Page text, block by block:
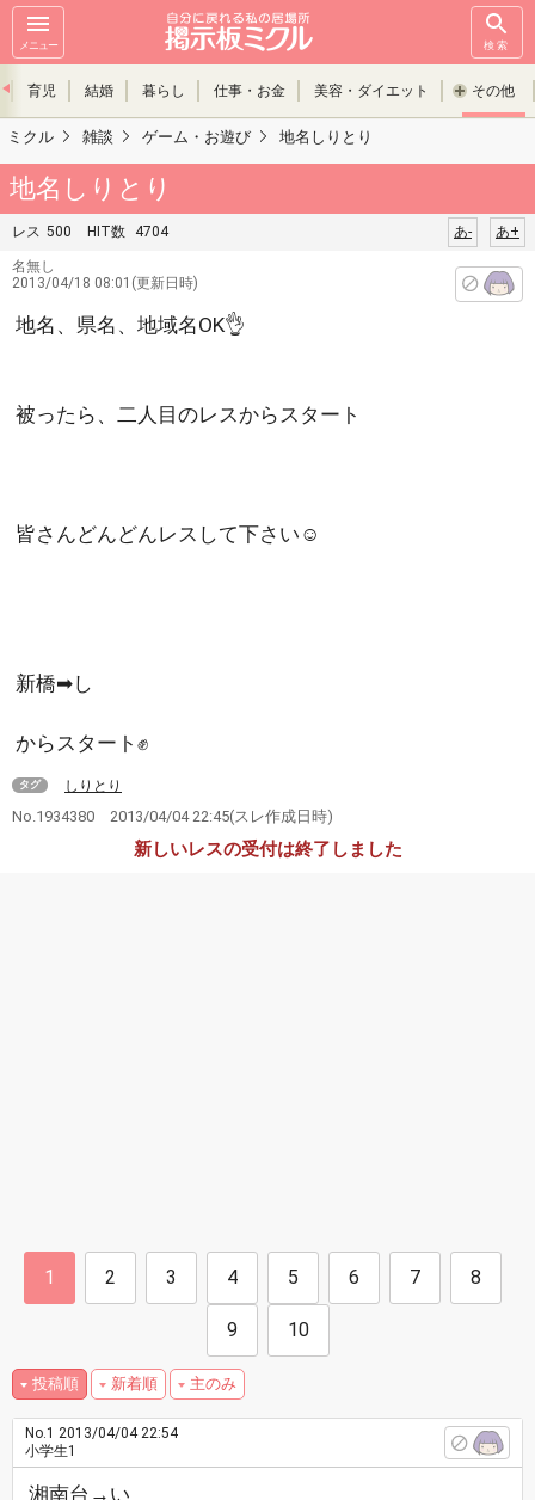
メニュー 検索
育児 結婚 暮らし 仕事・お金 美容・ダイエット その他
ミクル 雑談 ゲーム・お遊び 地名しりとり
地名しりとり
レス 500 HIT数 4704 あ+
あ-
名無し
2013/04/18 08:01(更新日時)
地名、県名、地域名OK👌
被ったら、二人目のレスからスタート
皆さんどんどんレスして下さい☺
新橋➡し
からスタート✊
タグ しりとり
No.1934380 2013/04/04 22:45(スレ作成日時)
新しいレスの受付は終了しました
1 2 3 4 5 6 7 8
9 10
投稿順 新着順 主のみ
No.1 2013/04/04 22:54
小学生1
湘南台→い